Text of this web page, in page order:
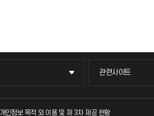
관련사이트
관련사이트
국방헬프콜
개인정보 목적 외 이용 및 제 3차 제공 현황